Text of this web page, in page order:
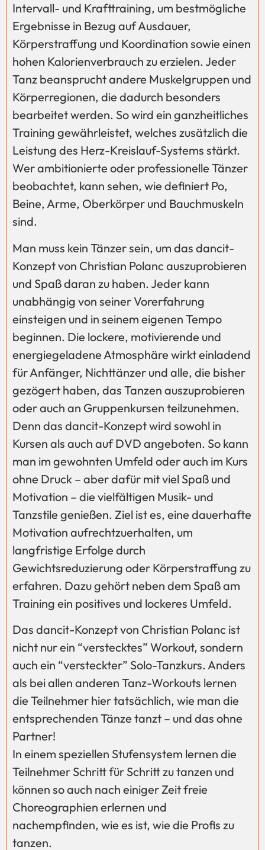
Intervall- und Krafttraining, um bestmögliche
Ergebnisse in Bezug auf Ausdauer,
Körperstraffung und Koordination sowie einen
hohen Kalorienverbrauch zu erzielen. Jeder
Tanz beansprucht andere Muskelgruppen und
Körperregionen, die dadurch besonders
bearbeitet werden. So wird ein ganzheitliches
Training gewährleistet, welches zusätzlich die
Leistung des Herz-Kreislauf-Systems stärkt.
Wer ambitionierte oder professionelle Tänzer
beobachtet, kann sehen, wie definiert Po,
Beine, Arme, Oberkörper und Bauchmuskeln
sind.
Man muss kein Tänzer sein, um das dancit-
Konzept von Christian Polanc auszuprobieren
und Spaß daran zu haben. Jeder kann
unabhängig von seiner Vorerfahrung
einsteigen und in seinem eigenen Tempo
beginnen. Die lockere, motivierende und
energiegeladene Atmosphäre wirkt einladend
für Anfänger, Nichttänzer und alle, die bisher
gezögert haben, das Tanzen auszuprobieren
oder auch an Gruppenkursen teilzunehmen.
Denn das dancit-Konzept wird sowohl in
Kursen als auch auf DVD angeboten. So kann
man im gewohnten Umfeld oder auch im Kurs
ohne Druck – aber dafür mit viel Spaß und
Motivation – die vielfältigen Musik- und
Tanzstile genießen. Ziel ist es, eine dauerhafte
Motivation aufrechtzuerhalten, um
langfristige Erfolge durch
Gewichtsreduzierung oder Körperstraffung zu
erfahren. Dazu gehört neben dem Spaß am
Training ein positives und lockeres Umfeld.
Das dancit-Konzept von Christian Polanc ist
nicht nur ein “verstecktes” Workout, sondern
auch ein “versteckter” Solo-Tanzkurs. Anders
als bei allen anderen Tanz-Workouts lernen
die Teilnehmer hier tatsächlich, wie man die
entsprechenden Tänze tanzt – und das ohne
Partner!
In einem speziellen Stufensystem lernen die
Teilnehmer Schritt für Schritt zu tanzen und
können so auch nach einiger Zeit freie
Choreographien erlernen und
nachempfinden, wie es ist, wie die Profis zu
tanzen.